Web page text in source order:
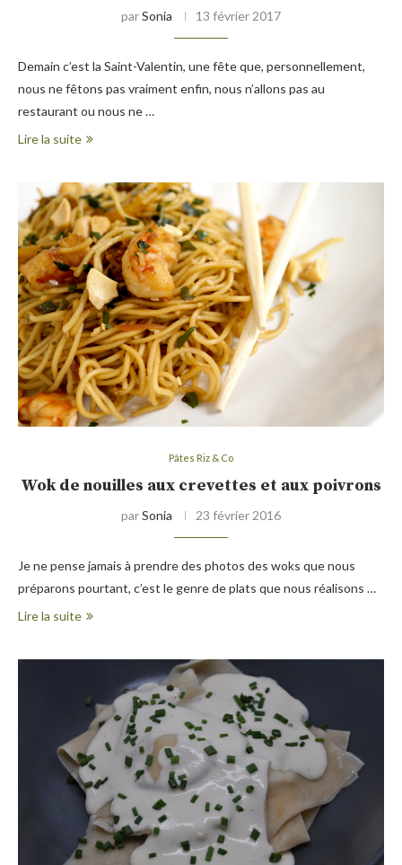
parSonia 13 février 2017
Demain c’est la Saint-Valentin, une fête que, personnellement,
nous ne fêtons pas vraiment enfin, nous n’allons pas au
restaurant ou nous ne …
Lire la suite
Pâtes Riz & Co
Wok de nouilles aux crevettes et aux poivrons
parSonia 23 février 2016
Je ne pense jamais à prendre des photos des woks que nous
préparons pourtant, c’est le genre de plats que nous réalisons …
Lire la suite